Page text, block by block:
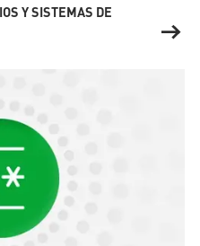
Y SISTEMAS DE